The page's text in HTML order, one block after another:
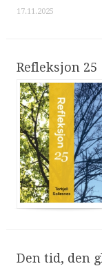
17.11.2025
Refleksjon 25
Den tid, den